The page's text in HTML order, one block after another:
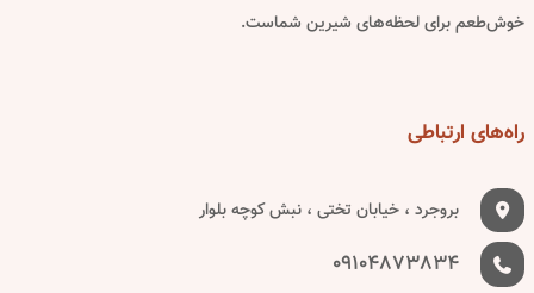
خوش‌طعم برای لحظه‌های شیرین شماست.
راه‌های ارتباطی
بروجرد ، خیابان تختی ، نبش کوچه بلوار
09104873834